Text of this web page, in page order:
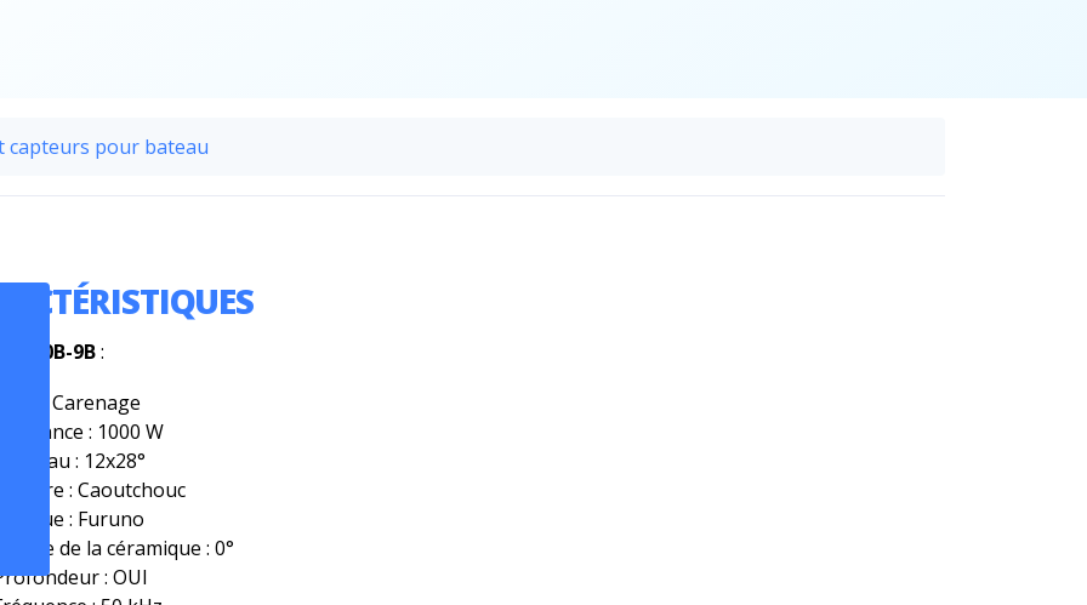
capteurs pour bateau
50B-9B:
Type : Carenage
Puissance : 1000 W
Faisceau : 12x28°
Matière : Caoutchouc
Marque : Furuno
Calage de la céramique : 0°
: OUI